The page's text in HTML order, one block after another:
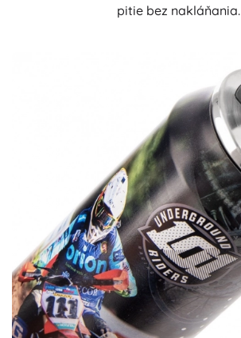
pitie bez nakláňania.